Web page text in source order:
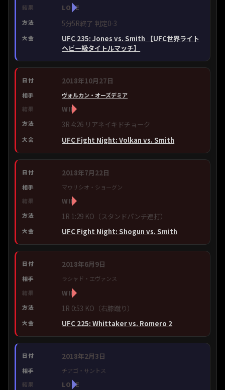
LOSE
5分5R終了 判定0-3
UFC 235: Jones vs. Smith 【UFC世界ライト
ヘビー級タイトルマッチ】
2018年10月27日
ヴォルカン・オーズデミア
WIN
3R 4:26 リアネイキドチョーク
UFC Fight Night: Volkan vs. Smith
2018年7月22日
マウリシオ・ショーグン
WIN
1R 1:29 KO（スタンドパンチ連打）
UFC Fight Night: Shogun vs. Smith
2018年6月9日
ラシャド・エヴァンス
WIN
1R 0:53 KO（右膝蹴り）
UFC 225: Whittaker vs. Romero 2
2018年2月3日
チアゴ・サントス
LOSE